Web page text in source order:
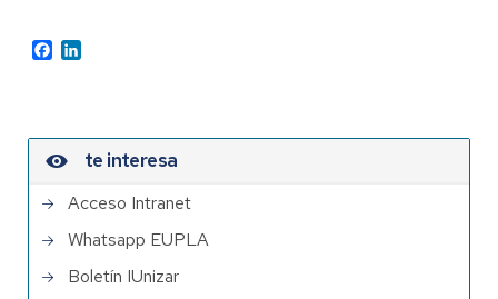
Facebook
te interesa
Acceso Intranet
Whatsapp EUPLA
Boletín IUnizar